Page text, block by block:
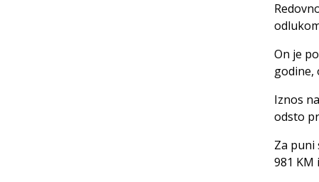
On je
godine,
Iznos
odsto
Za puni
981 KM